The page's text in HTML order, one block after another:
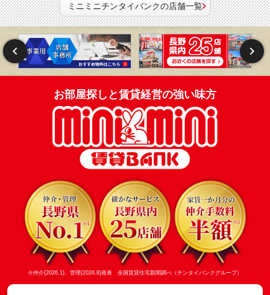
ミニミニチンタイバンクの店舗一覧
お部屋探しと賃貸経営の強い味方
※仲介(2026.1)、管理(2026.8)発表 全国賃貸住宅新聞調べ（チンタイバンクグループ）